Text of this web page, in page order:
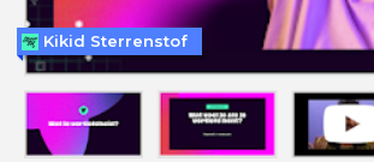
Kikid Sterrenstof